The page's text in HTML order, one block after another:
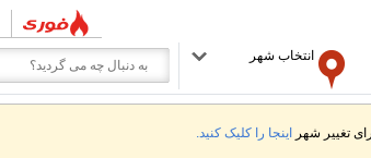
انتخاب شهر
تغییر شهر اینجا را کلیک کنید.